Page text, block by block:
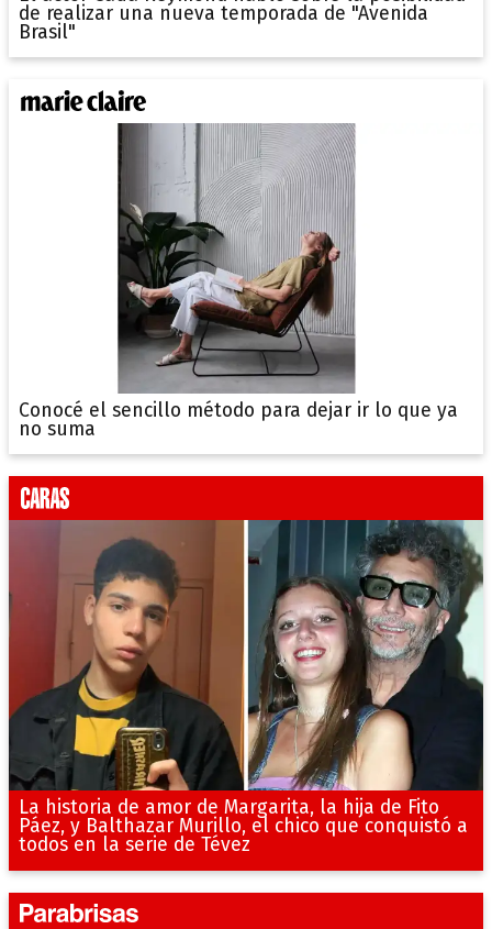
de realizar una nueva temporada de "Avenida
Brasil"
Conocé el sencillo método para dejar ir lo que ya
no suma
La historia de amor de Margarita, la hija de Fito
Páez, y Balthazar Murillo, el chico que conquistó a
todos en la serie de Tévez